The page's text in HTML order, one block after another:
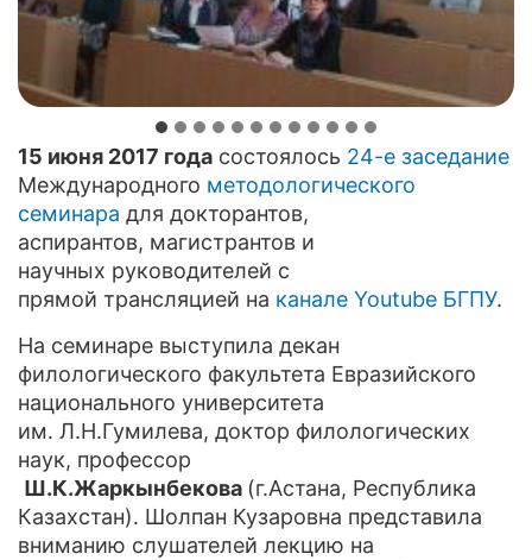
15 июня 2017 года состоялось 24-е заседание
Международного методологического
семинара для докторантов,
аспирантов, магистрантов и
научных руководителей с
прямой трансляцией на канале Youtube БГПУ.
На семинаре выступила декан
филологического факультета Евразийского
национального университета
им. Л.Н.Гумилева, доктор филологических
наук, профессор
Ш.К.Жаркынбекова (г.Астана, Республика
Казахстан). Шолпан Кузаровна представила
вниманию слушателей лекцию на